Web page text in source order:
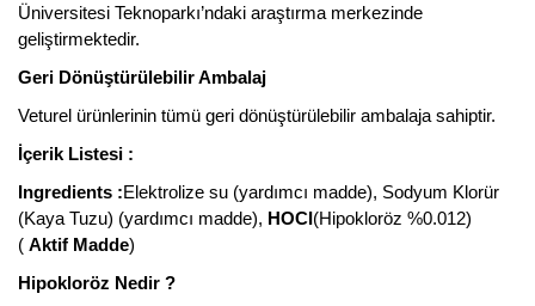
Üniversitesi Teknoparkı’ndaki araştırma merkezinde
geliştirmektedir.
Geri Dönüştürülebilir Ambalaj
Veturel ürünlerinin tümü geri dönüştürülebilir ambalaja sahiptir.
İçerik Listesi :
Ingredients :Elektrolize su (yardımcı madde), Sodyum Klorür
(Kaya Tuzu) (yardımcı madde), HOCI(Hipokloröz %0.012)
( Aktif Madde)
Hipokloröz Nedir ?